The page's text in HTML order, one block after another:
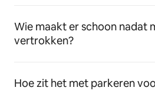
Wie maakt er schoon nadat
vertrokken?
Hoe zit het met parkeren